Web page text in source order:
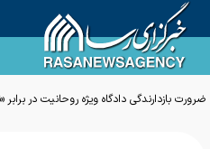
ضرورت بازدارندگی دادگاه ویژه روحانیت در